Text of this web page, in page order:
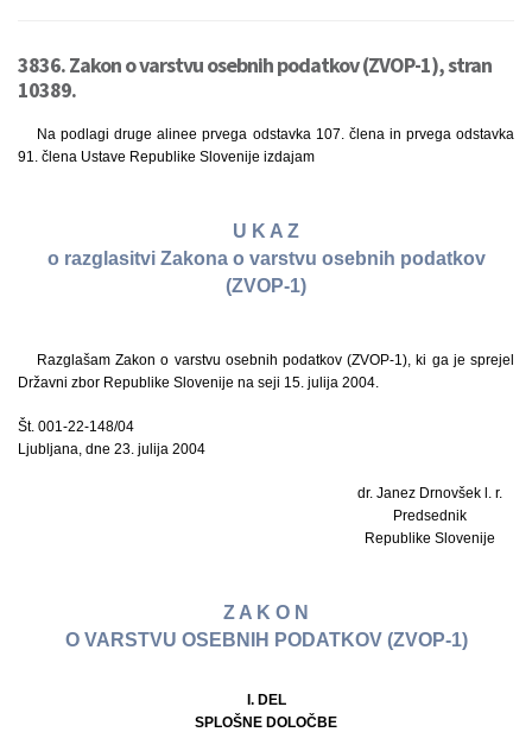
3836. Zakon o varstvu osebnih podatkov (ZVOP-1), stran
10389.
Na podlagi druge alinee prvega odstavka 107. člena in prvega odstavka
91. člena Ustave Republike Slovenije izdajam
U K A Z
o razglasitvi Zakona o varstvu osebnih podatkov
(ZVOP-1)
Razglašam Zakon o varstvu osebnih podatkov (ZVOP-1), ki ga je sprejel
Državni zbor Republike Slovenije na seji 15. julija 2004.
Št. 001-22-148/04
Ljubljana, dne 23. julija 2004
dr. Janez Drnovšek l. r.
Predsednik
Republike Slovenije
Z A K O N
O VARSTVU OSEBNIH PODATKOV (ZVOP-1)
I. DEL
SPLOŠNE DOLOČBE